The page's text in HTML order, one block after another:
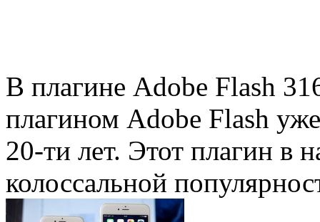
В плагине Adobe Flash
плагином Adobe Flash
20-ти лет. Этот плагин в
колоссальной